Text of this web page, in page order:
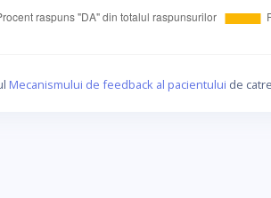
Mecanismului de feedback al pacientului de
de pe Graphs.ro, gandeste-